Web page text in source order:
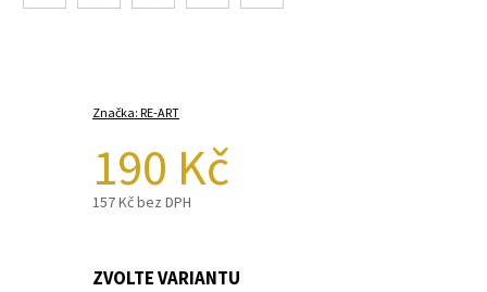
Značka: RE-ART
190 Kč
157 Kč bez DPH
ZVOLTE VARIANTU